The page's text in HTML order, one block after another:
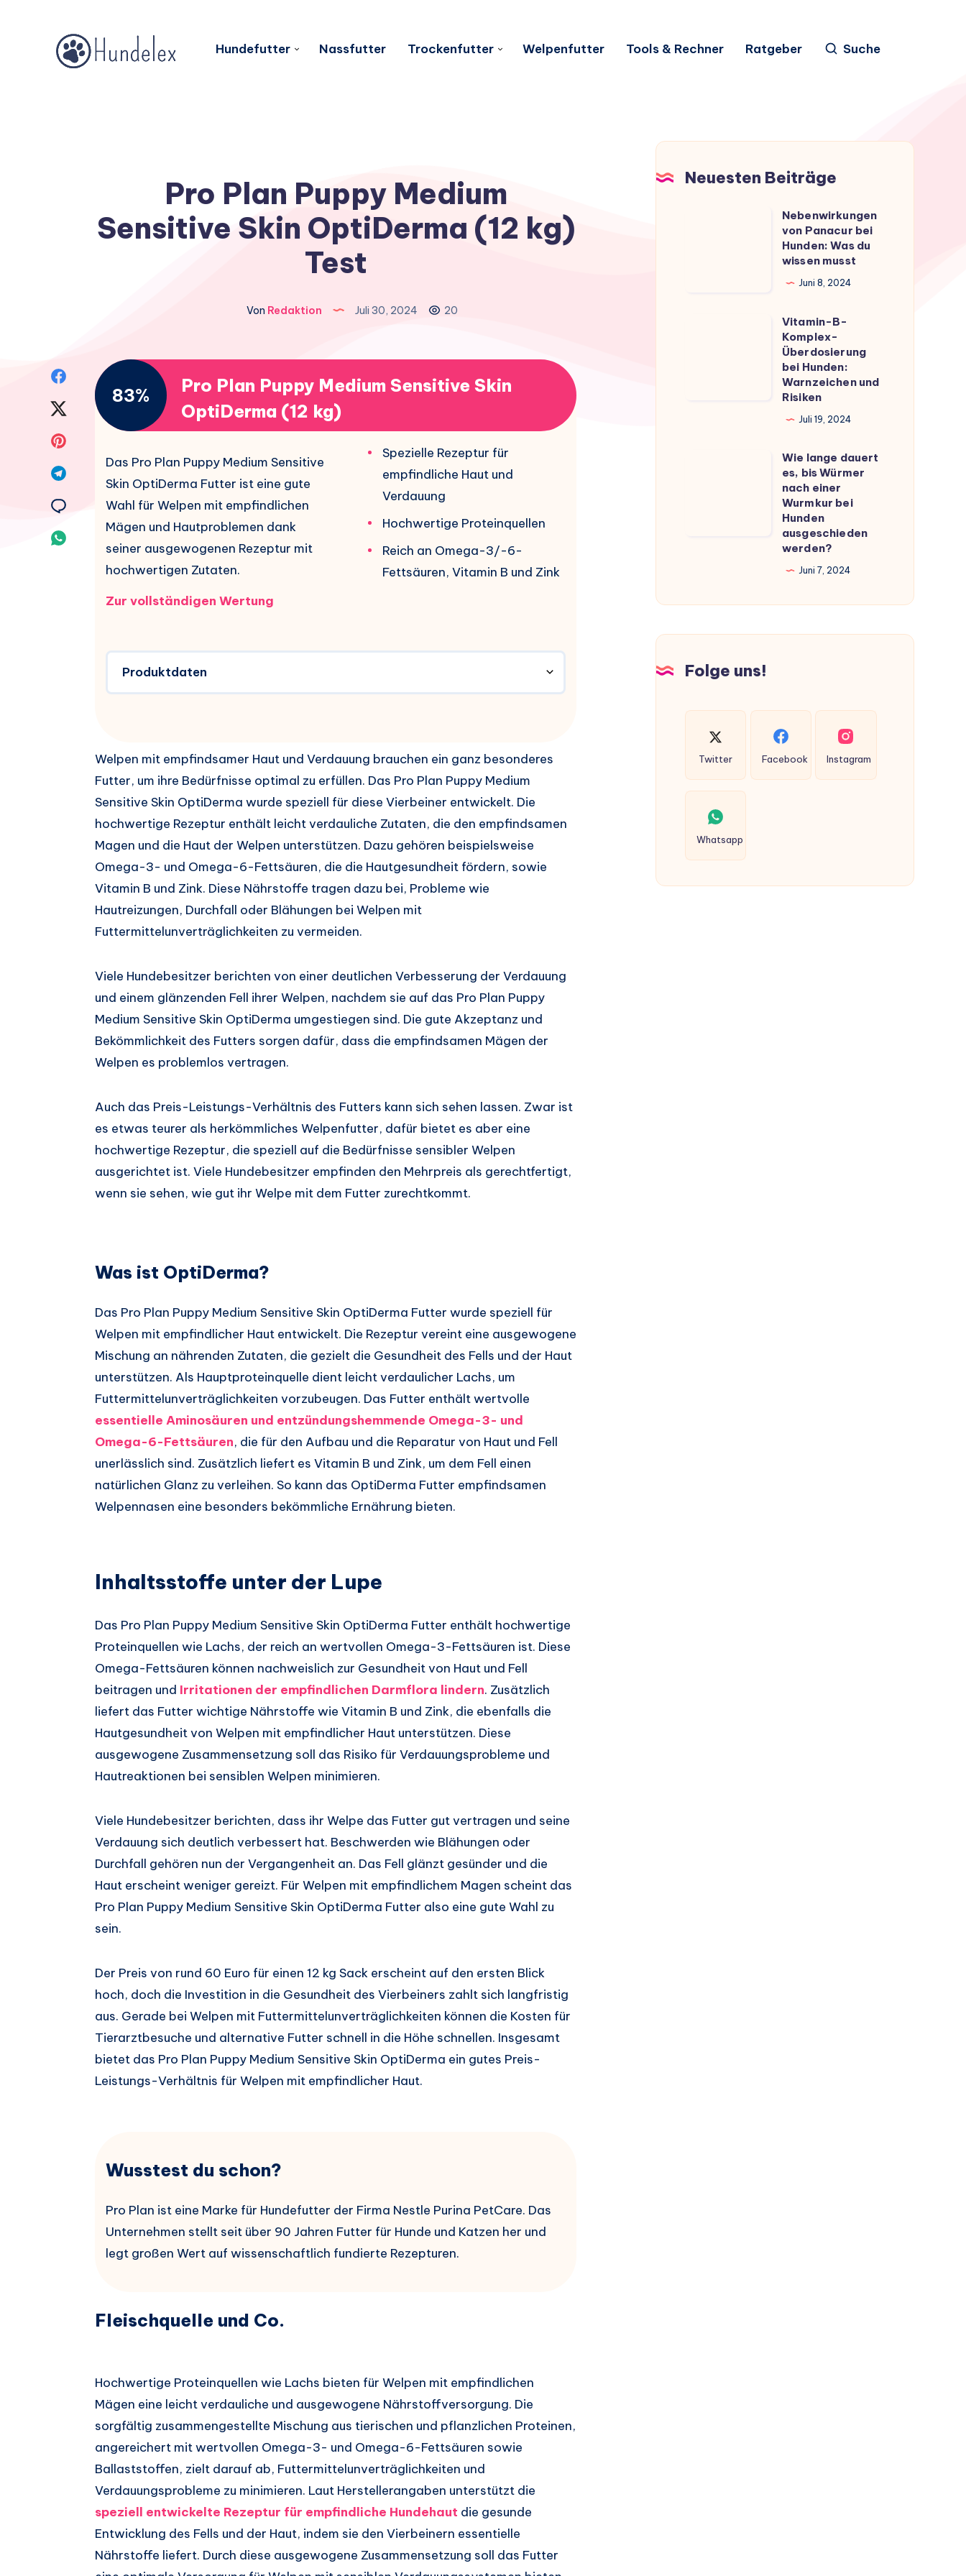
Hundefutter Nassfutter Trockenfutter Welpenfutter Tools & Rechner Ratgeber Suche
Pro Plan Puppy Medium
Sensitive Skin OptiDerma (12 kg)
Test
Von Redaktion Juli 30, 2024 20
Facebook
Pinterest
Telegram
Whatsapp
83%
Pro Plan Puppy Medium Sensitive Skin
OptiDerma (12 kg)
Das Pro Plan Puppy Medium Sensitive
Skin OptiDerma Futter ist eine gute
Wahl für Welpen mit empfindlichen
Mägen und Hautproblemen dank
seiner ausgewogenen Rezeptur mit
hochwertigen Zutaten.
Zur vollständigen Wertung
Spezielle Rezeptur für
empfindliche Haut und
Verdauung
Hochwertige Proteinquellen
Reich an Omega-3/-6-
Fettsäuren, Vitamin B und Zink
Produktdaten
Welpen mit empfindsamer Haut und Verdauung brauchen ein ganz besonderes
Futter, um ihre Bedürfnisse optimal zu erfüllen. Das Pro Plan Puppy Medium
Sensitive Skin OptiDerma wurde speziell für diese Vierbeiner entwickelt. Die
hochwertige Rezeptur enthält leicht verdauliche Zutaten, die den empfindsamen
Magen und die Haut der Welpen unterstützen. Dazu gehören beispielsweise
Omega-3- und Omega-6-Fettsäuren, die die Hautgesundheit fördern, sowie
Vitamin B und Zink. Diese Nährstoffe tragen dazu bei, Probleme wie
Hautreizungen, Durchfall oder Blähungen bei Welpen mit
Futtermittelunverträglichkeiten zu vermeiden.
Viele Hundebesitzer berichten von einer deutlichen Verbesserung der Verdauung
und einem glänzenden Fell ihrer Welpen, nachdem sie auf das Pro Plan Puppy
Medium Sensitive Skin OptiDerma umgestiegen sind. Die gute Akzeptanz und
Bekömmlichkeit des Futters sorgen dafür, dass die empfindsamen Mägen der
Welpen es problemlos vertragen.
Auch das Preis-Leistungs-Verhältnis des Futters kann sich sehen lassen. Zwar ist
es etwas teurer als herkömmliches Welpenfutter, dafür bietet es aber eine
hochwertige Rezeptur, die speziell auf die Bedürfnisse sensibler Welpen
ausgerichtet ist. Viele Hundebesitzer empfinden den Mehrpreis als gerechtfertigt,
wenn sie sehen, wie gut ihr Welpe mit dem Futter zurechtkommt.
Was ist OptiDerma?
Das Pro Plan Puppy Medium Sensitive Skin OptiDerma Futter wurde speziell für
Welpen mit empfindlicher Haut entwickelt. Die Rezeptur vereint eine ausgewogene
Mischung an nährenden Zutaten, die gezielt die Gesundheit des Fells und der Haut
unterstützen. Als Hauptproteinquelle dient leicht verdaulicher Lachs, um
Futtermittelunverträglichkeiten vorzubeugen. Das Futter enthält wertvolle
essentielle Aminosäuren und entzündungshemmende Omega-3- und
Omega-6-Fettsäuren, die für den Aufbau und die Reparatur von Haut und Fell
unerlässlich sind. Zusätzlich liefert es Vitamin B und Zink, um dem Fell einen
natürlichen Glanz zu verleihen. So kann das OptiDerma Futter empfindsamen
Welpennasen eine besonders bekömmliche Ernährung bieten.
Inhaltsstoffe unter der Lupe
Das Pro Plan Puppy Medium Sensitive Skin OptiDerma Futter enthält hochwertige
Proteinquellen wie Lachs, der reich an wertvollen Omega-3-Fettsäuren ist. Diese
Omega-Fettsäuren können nachweislich zur Gesundheit von Haut und Fell
beitragen und Irritationen der empfindlichen Darmflora lindern. Zusätzlich
liefert das Futter wichtige Nährstoffe wie Vitamin B und Zink, die ebenfalls die
Hautgesundheit von Welpen mit empfindlicher Haut unterstützen. Diese
ausgewogene Zusammensetzung soll das Risiko für Verdauungsprobleme und
Hautreaktionen bei sensiblen Welpen minimieren.
Viele Hundebesitzer berichten, dass ihr Welpe das Futter gut vertragen und seine
Verdauung sich deutlich verbessert hat. Beschwerden wie Blähungen oder
Durchfall gehören nun der Vergangenheit an. Das Fell glänzt gesünder und die
Haut erscheint weniger gereizt. Für Welpen mit empfindlichem Magen scheint das
Pro Plan Puppy Medium Sensitive Skin OptiDerma Futter also eine gute Wahl zu
sein.
Der Preis von rund 60 Euro für einen 12 kg Sack erscheint auf den ersten Blick
hoch, doch die Investition in die Gesundheit des Vierbeiners zahlt sich langfristig
aus. Gerade bei Welpen mit Futtermittelunverträglichkeiten können die Kosten für
Tierarztbesuche und alternative Futter schnell in die Höhe schnellen. Insgesamt
bietet das Pro Plan Puppy Medium Sensitive Skin OptiDerma ein gutes Preis-
Leistungs-Verhältnis für Welpen mit empfindlicher Haut.
Wusstest du schon?
Pro Plan ist eine Marke für Hundefutter der Firma Nestle Purina PetCare. Das
Unternehmen stellt seit über 90 Jahren Futter für Hunde und Katzen her und
legt großen Wert auf wissenschaftlich fundierte Rezepturen.
Fleischquelle und Co.
Hochwertige Proteinquellen wie Lachs bieten für Welpen mit empfindlichen
Mägen eine leicht verdauliche und ausgewogene Nährstoffversorgung. Die
sorgfältig zusammengestellte Mischung aus tierischen und pflanzlichen Proteinen,
angereichert mit wertvollen Omega-3- und Omega-6-Fettsäuren sowie
Ballaststoffen, zielt darauf ab, Futtermittelunverträglichkeiten und
Verdauungsprobleme zu minimieren. Laut Herstellerangaben unterstützt die
speziell entwickelte Rezeptur für empfindliche Hundehaut die gesunde
Entwicklung des Fells und der Haut, indem sie den Vierbeinern essentielle
Nährstoffe liefert. Durch diese ausgewogene Zusammensetzung soll das Futter
Neuesten Beiträge
Nebenwirkungen
von Panacur bei
Hunden: Was du
wissen musst
Juni 8, 2024
Vitamin-B-
Komplex-
Überdosierung
bei Hunden:
Warnzeichen und
Risiken
Juli 19, 2024
Hunden
ausgeschieden
Wie lange dauert
es, bis Würmer
nach einer
Wurmkur bei
Hunden
ausgeschieden
werden?
Juni 7, 2024
Folge uns!
Twitter Facebook Instagram
Whatsapp